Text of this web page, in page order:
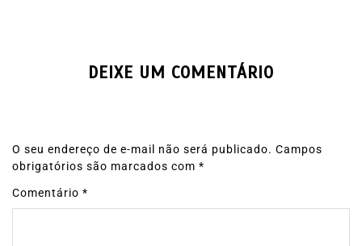
DEIXE UM COMENTÁRIO
O seu endereço de e-mail não será publicado. Campos
obrigatórios são marcados com *
Comentário *